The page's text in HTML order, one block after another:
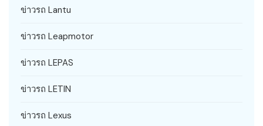
ข่าวรถ Lantu
ข่าวรถ Leapmotor
ข่าวรถ LEPAS
ข่าวรถ LETIN
ข่าวรถ Lexus